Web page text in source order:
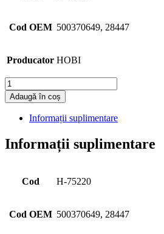
Cod OEM 500370649, 28447
Producator HOBI
Cantitate
Adaugă în coș
Informații suplimentare
Informații suplimentare
Cod H-75220
Cod OEM 500370649, 28447